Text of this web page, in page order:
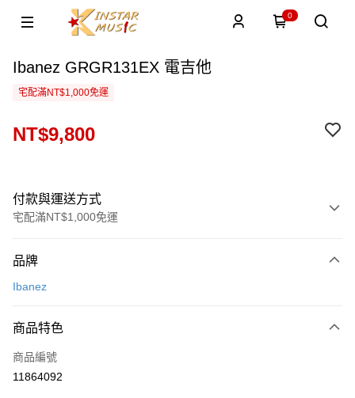
0
Ibanez GRGR131EX 電吉他
宅配滿NT$1,000免運
NT$9,800
付款與運送方式
宅配滿NT$1,000免運
信用卡一次付款
3 期 0 利率 每期
合作金庫商業銀行
上海商業儲蓄銀行
合作金庫商業銀行
LINE Pay
品牌
Ibanez
商品特色
商品編號
11864092